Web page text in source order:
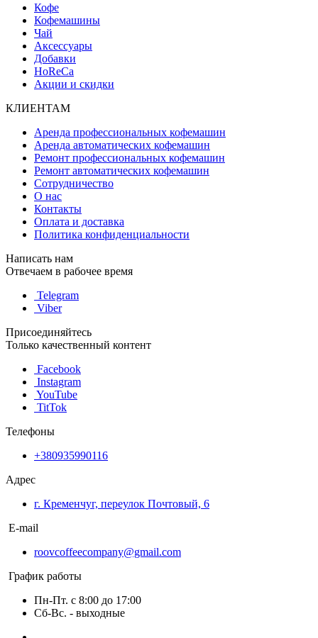
Кофе
Кофемашины
Чай
Аксессуары
Добавки
HoReCa
Акции и скидки
КЛИЕНТАМ
Аренда профессиональных кофемашин
Аренда автоматических кофемашин
Ремонт профессиональных кофемашин
Ремонт автоматических кофемашин
Сотрудничество
О нас
Контакты
Оплата и доставка
Политика конфиденциальности
Написать нам
Отвечаем в рабочее время
Telegram
Viber
Присоединяйтесь
Только качественный контент
Facebook
Instagram
YouTube
TitTok
Телефоны
+380935990116
Адрес
г. Кременчуг, переулок Почтовый, 6
E-mail
roovcoffeecompany@gmail.com
График работы
Пн-Пт. с 8:00 до 17:00
Сб-Вс. - выходные